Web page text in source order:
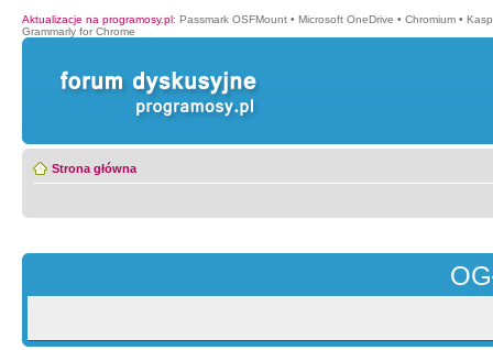
Aktualizacje na programosy.pl: Passmark OSFMount • Microsoft OneDrive • Chromium •
Grammarly for Chrome
Strona główna